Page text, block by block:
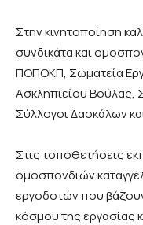
Στην κινητοποίηση
συνδικάτα και
ΠΟΠΟΚΠ, Σωματεία
Ασκληπιείου Βούλας,
Σύλλογοι Δασκάλων
Στις τοποθετήσεις
ομοσπονδιών
εργοδοτών που
κόσμου της εργασίας